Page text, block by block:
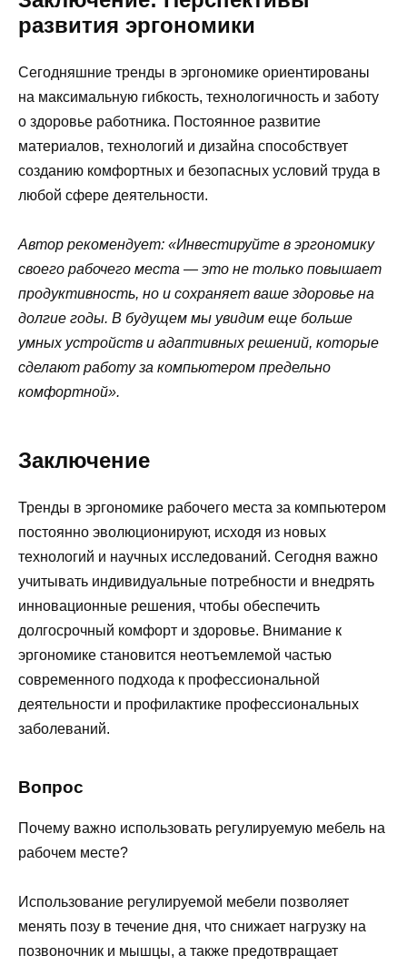
развития эргономики
Сегодняшние тренды в эргономике ориентированы
на максимальную гибкость, технологичность и заботу
о здоровье работника. Постоянное развитие
материалов, технологий и дизайна способствует
созданию комфортных и безопасных условий труда в
любой сфере деятельности.
Автор рекомендует: «Инвестируйте в эргономику
своего рабочего места — это не только повышает
продуктивность, но и сохраняет ваше здоровье на
долгие годы. В будущем мы увидим еще больше
умных устройств и адаптивных решений, которые
сделают работу за компьютером предельно
комфортной».
Заключение
Тренды в эргономике рабочего места за компьютером
постоянно эволюционируют, исходя из новых
технологий и научных исследований. Сегодня важно
учитывать индивидуальные потребности и внедрять
инновационные решения, чтобы обеспечить
долгосрочный комфорт и здоровье. Внимание к
эргономике становится неотъемлемой частью
современного подхода к профессиональной
деятельности и профилактике профессиональных
заболеваний.
Вопрос
Почему важно использовать регулируемую мебель на
рабочем месте?
Использование регулируемой мебели позволяет
менять позу в течение дня, что снижает нагрузку на
позвоночник и мышцы, а также предотвращает